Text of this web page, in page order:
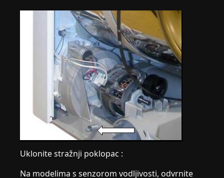
Uklonite stražnji poklopac :
Na modelima s senzorom vodljivosti, odvrnite